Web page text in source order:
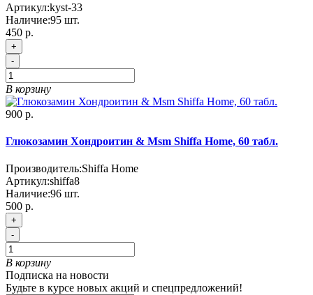
Артикул:kyst-33
Наличие:95 шт.
450 р.
+
-
В корзину
900 р.
Глюкозамин Хондроитин & Msm Shiffa Home, 60 табл.
Производитель:Shiffa Home
Артикул:shiffa8
Наличие:96 шт.
500 р.
+
-
В корзину
Подписка на новости
Будьте в курсе новых акций и спецпредложений!